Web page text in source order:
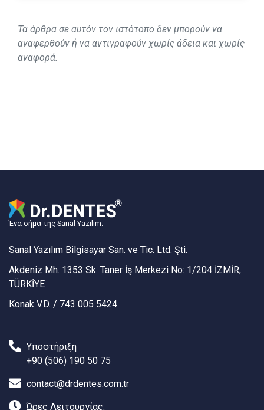
Τα άρθρα σε αυτόν τον ιστότοπο δεν μπορούν να
αναφερθούν ή να αντιγραφούν χωρίς άδεια και χωρίς
αναφορά.
Ένα σήμα της Sanal Yazılım.
Sanal Yazılım Bilgisayar San. ve Tic. Ltd. Şti.
Akdeniz Mh. 1353 Sk. Taner İş Merkezi No: 1/204 İZMİR,
TÜRKİYE
Konak V.D. / 743 005 5424
Υποστήριξη
+90 (506) 190 50 75
contact@drdentes.com.tr
Ώρες Λειτουργίας: